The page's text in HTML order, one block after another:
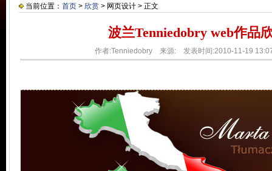
当前位置： 首页 > 欣赏 > 网页设计 > 正文
波兰Tenniedobry web作品
作者:Tenniedobry 来源: 发表时间:2010-11-19